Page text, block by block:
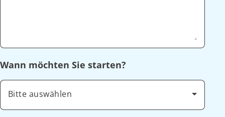
Wann möchten Sie starten?
Bitte auswählen